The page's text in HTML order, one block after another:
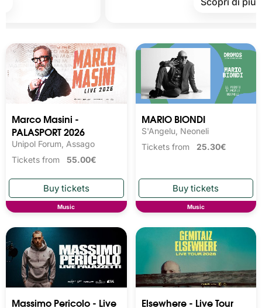
Marco Masini -
PALASPORT 2026
Unipol Forum, Assago
Tickets from 55.00€
Music
MARIO BIONDI
S'Angelu, Neoneli
Tickets from 25.30€
Music
Massimo Pericolo - Live Elsewhere - Live Tour